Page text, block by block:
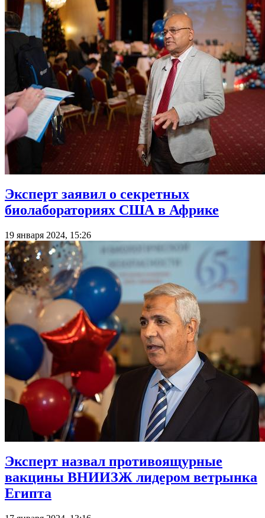
Эксперт заявил о секретных
биолабораториях США в Африке
19 января 2024, 15:26
Эксперт назвал противоящурные
вакцины ВНИИЗЖ лидером ветрынка
Египта